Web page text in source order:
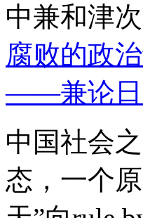
中兼和津次
腐败的政
——兼论日
中国社会
态，一个